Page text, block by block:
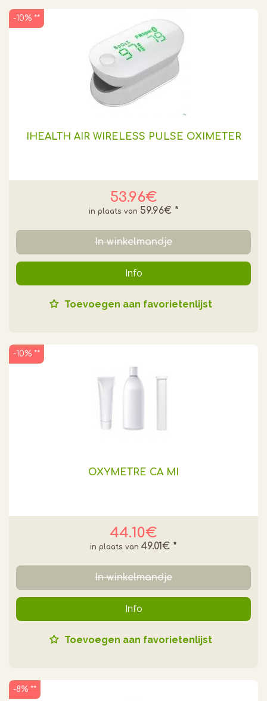
IHEALTH AIR WIRELESS PULSE OXIMETER
53.96€
59.96€ *
-10% **
In winkelmandje
Info
Toevoegen aan favorietenlijst
OXYMETRE CA MI
44.10€
49.01€ *
-10% **
In winkelmandje
Info
Toevoegen aan favorietenlijst
-8% **